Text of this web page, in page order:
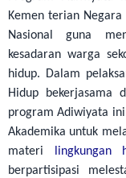
Kemen terian
Nasional guna
kesadaran warga
hidup. Dalam
Hidup bekerjasama
program Adiwiyata
Akademika untuk
materi
lingkungan
berpartisipasi